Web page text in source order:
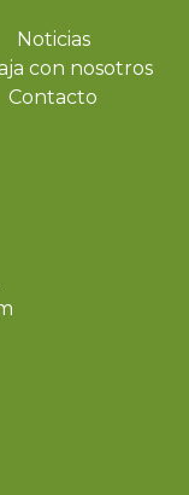
Noticias
con nosotros
Contacto